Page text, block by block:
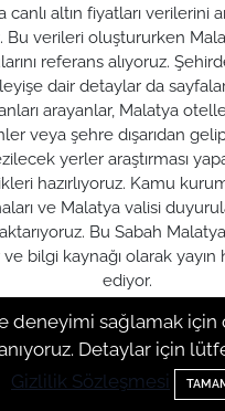
canlı altın fiyatları verilerini
Bu verileri oluştururken
referans alıyoruz.
dair detaylar da
arayanlar, Malatya
veya şehre dışarıdan
yerler araştırması
hazırlıyoruz. Kamu
ve Malatya valisi
Bu Sabah
bilgi kaynağı olarak yayın
ediyor.
deneyimi sağlamak için
Detaylar için
Gizlilik Sözleşmesi